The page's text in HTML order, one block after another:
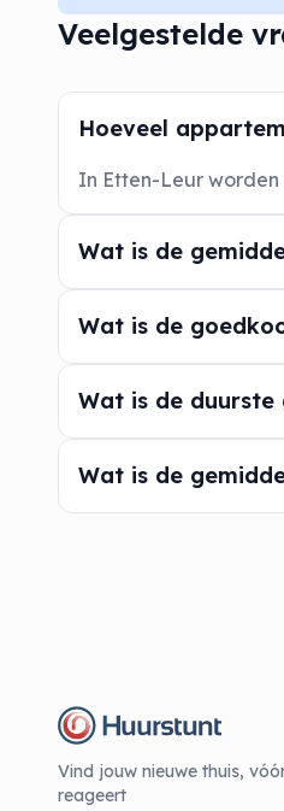
Veelgestelde
Hoeveel
In Etten-Leur
Wat is de
Wat is de
Wat is de
Wat is de
Vind jouw nieuwe thuis,
reageert